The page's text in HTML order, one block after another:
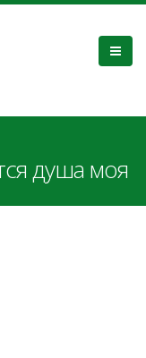
душа моя